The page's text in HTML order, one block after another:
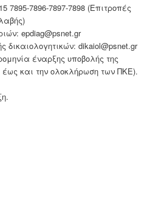
7895-7896-7897-7898 (Επιτροπές
epdiag@psnet.gr
δικαιολογητικών: dikaiol@psnet.gr
έναρξης υποβολής της
έως και την ολοκλήρωση των ΠΚΕ).